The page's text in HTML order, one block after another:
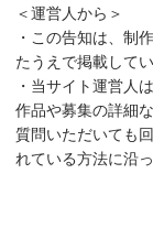
＜運営人から＞
・この告知は、制
たうえで掲載してい
・当サイト運営人
作品や募集の詳細
質問いただいても
れている方法に沿